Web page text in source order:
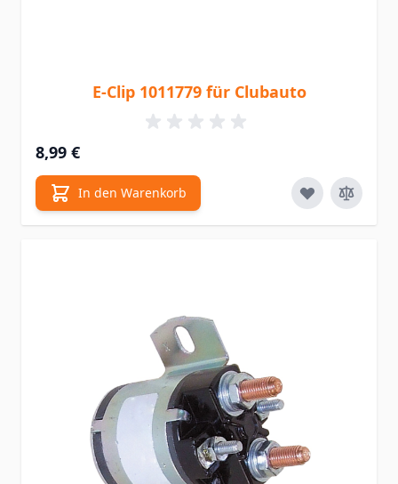
E-Clip 1011779 für Clubauto
8,99 €
In den Warenkorb